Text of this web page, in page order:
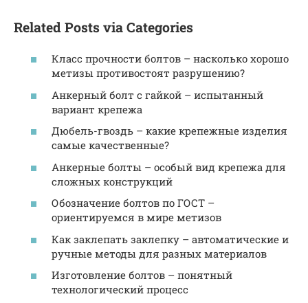
Related Posts via Categories
Класс прочности болтов – насколько хорошо
метизы противостоят разрушению?
Анкерный болт с гайкой – испытанный
вариант крепежа
Дюбель-гвоздь – какие крепежные изделия
самые качественные?
Анкерные болты – особый вид крепежа для
сложных конструкций
Обозначение болтов по ГОСТ –
ориентируемся в мире метизов
Как заклепать заклепку – автоматические и
ручные методы для разных материалов
Изготовление болтов – понятный
технологический процесс